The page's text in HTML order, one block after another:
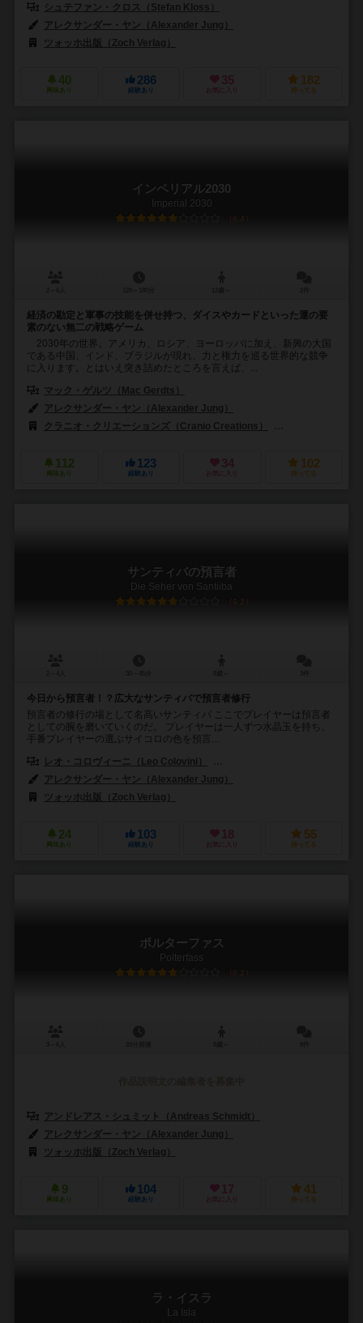
シュテファン・クロス（Stefan Kloss）
アレクサンダー・ヤン（Alexander Jung）
ツォッホ出版（Zoch Verlag）
40
興味あり
286
経験あり
35
お気に入り
182
持ってる
インペリアル2030
Imperial 2030
6.4
経済の勘定と軍事の技能を併せ持つ、ダイスやカードといった運の要
素のない無二の戦略ゲーム
2030年の世界。アメリカ、ロシア、ヨーロッパに加え、新興の大国
である中国、インド、ブラジルが現れ、力と権力を巡る世界的な競争
に入ります。とはいえ突き詰めたところを言えば、...
マック・ゲルツ（Mac Gerdts）
アレクサンダー・ヤン（Alexander Jung）
クラニオ・クリエーションズ（Cranio Creations）
112
興味あり
123
経験あり
34
お気に入り
102
持ってる
サンティバの預言者
Die Seher von Santiiba
6.2
今日から預言者！？広大なサンティバで預言者修行
預言者の修行の場として名高いサンティバ ここでプレイヤーは預言者
としての腕を磨いていくのだ。 プレイヤーは一人ずつ水晶玉を持ち、
手番プレイヤーの選ぶサイコロの色を預言...
レオ・コロヴィーニ（Leo Colovini）
アレクサンダー・ヤン（Alexander Jung）
ツォッホ出版（Zoch Verlag）
24
興味あり
103
経験あり
18
お気に入り
55
持ってる
ポルターファス
Polterfass
6.2
アンドレアス・シュミット（Andreas Schmidt）
アレクサンダー・ヤン（Alexander Jung）
ツォッホ出版（Zoch Verlag）
9
興味あり
104
経験あり
17
お気に入り
41
持ってる
ラ・イスラ
La Isla